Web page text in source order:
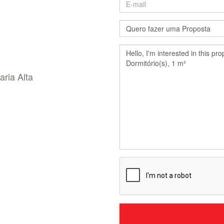
Alta